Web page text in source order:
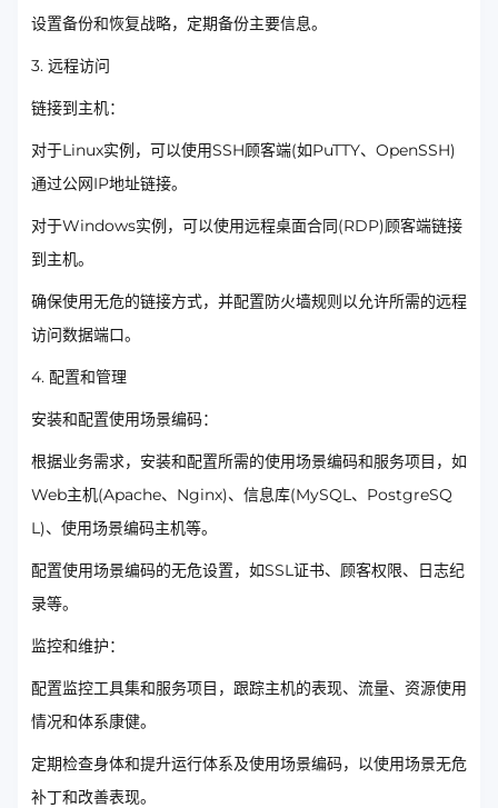
设置备份和恢复战略，定期备份主要信息。
3. 远程访问
链接到主机：
对于Linux实例，可以使用SSH顾客端(如PuTTY、OpenSSH)
通过公网IP地址链接。
对于Windows实例，可以使用远程桌面合同(RDP)顾客端链接
到主机。
确保使用无危的链接方式，并配置防火墙规则以允许所需的远程
访问数据端口。
4. 配置和管理
安装和配置使用场景编码：
根据业务需求，安装和配置所需的使用场景编码和服务项目，如
Web主机(Apache、Nginx)、信息库(MySQL、PostgreSQ
L)、使用场景编码主机等。
配置使用场景编码的无危设置，如SSL证书、顾客权限、日志纪
录等。
监控和维护：
配置监控工具集和服务项目，跟踪主机的表现、流量、资源使用
情况和体系康健。
定期检查身体和提升运行体系及使用场景编码，以使用场景无危
补丁和改善表现。